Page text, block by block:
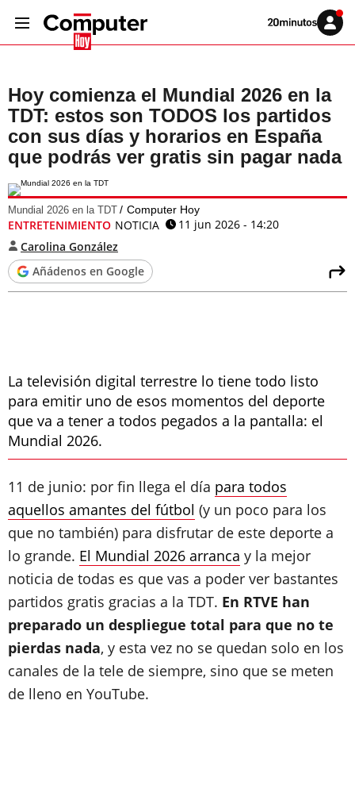
Volver
Iniciar
sesión
Hoy comienza el Mundial 2026 en la
TDT: estos son TODOS los partidos
con sus días y horarios en España
que podrás ver gratis sin pagar nada
Mundial 2026 en la TDT Computer Hoy
ENTRETENIMIENTO NOTICIA
11 jun 2026 - 14:20
Carolina González
Añádenos en Google
La televisión digital terrestre lo tiene todo listo
para emitir uno de esos momentos del deporte
que va a tener a todos pegados a la pantalla: el
Mundial 2026.
11 de junio: por fin llega el día para todos
aquellos amantes del fútbol (y un poco para los
que no también) para disfrutar de este deporte a
lo grande. El Mundial 2026 arranca y la mejor
noticia de todas es que vas a poder ver bastantes
partidos gratis gracias a la TDT. En RTVE han
preparado un despliegue total para que no te
pierdas nada, y esta vez no se quedan solo en los
canales de la tele de siempre, sino que se meten
de lleno en YouTube.